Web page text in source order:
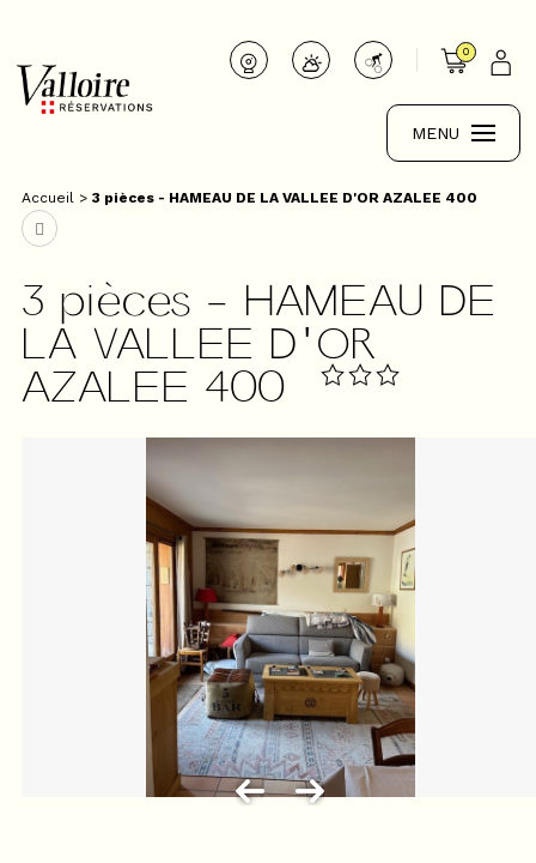
0
MENU
Accueil > 3 pièces - HAMEAU DE LA VALLEE D'OR AZALEE 400
3 pièces - HAMEAU DE
LA VALLEE D'OR
AZALEE 400